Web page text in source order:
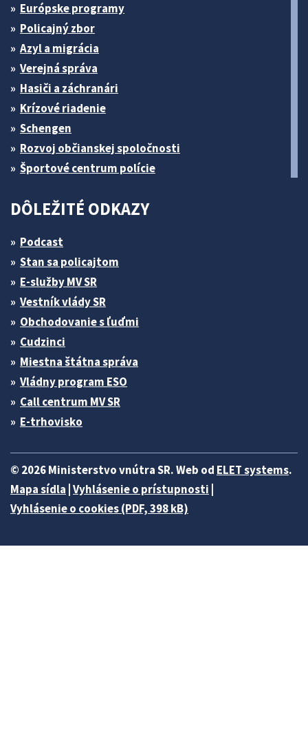
Európske programy
Policajný zbor
Azyl a migrácia
Verejná správa
Hasiči a záchranári
Krízové riadenie
Schengen
Rozvoj občianskej spoločnosti
Športové centrum polície
DÔLEŽITÉ ODKAZY
Podcast
Stan sa policajtom
E-služby MV SR
Vestník vlády SR
Obchodovanie s ľuďmi
Cudzinci
Miestna štátna správa
Vládny program ESO
Call centrum MV SR
E-trhovisko
© 2026 Ministerstvo vnútra SR. Web od ELET systems.
Mapa sídla Vyhlásenie o prístupnosti
Vyhlásenie o cookies (PDF, 398 kB)